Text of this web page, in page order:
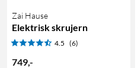
Zai Hause
Elektrisk skrujern
4.5 (6)
749,-